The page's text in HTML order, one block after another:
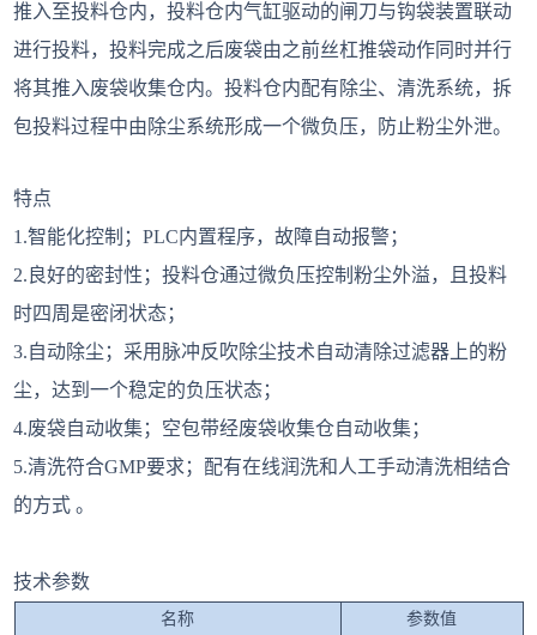
推入至投料仓内，投料仓内气缸驱动的闸刀与钩袋装置联动
进行投料，投料完成之后废袋由之前丝杠推袋动作同时并行
将其推入废袋收集仓内。投料仓内配有除尘、清洗系统，拆
包投料过程中由除尘系统形成一个微负压，防止粉尘外泄。
特点
1.智能化控制；PLC内置程序，故障自动报警；
2.良好的密封性；投料仓通过微负压控制粉尘外溢，且投料
时四周是密闭状态；
3.自动除尘；采用脉冲反吹除尘技术自动清除过滤器上的粉
尘，达到一个稳定的负压状态；
4.废袋自动收集；空包带经废袋收集仓自动收集；
5.清洗符合GMP要求；配有在线润洗和人工手动清洗相结合
的方式 。
技术参数
名称
参数值